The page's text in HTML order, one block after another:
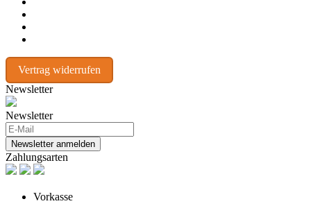
Vertrag widerrufen
Newsletter
Newsletter
Newsletter anmelden
Zahlungsarten
Vorkasse